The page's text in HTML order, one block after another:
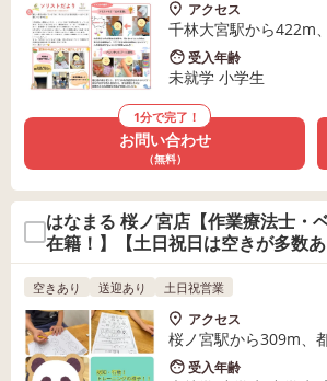
アクセス
千林大宮駅から422m
受入年齢
未就学 小学生
1分で完了！
お問い合わせ
（無料）
はなまる 桜ノ宮店【作業療法士・
在籍！】【土日祝日は空きが多数
験受付中♪】
空きあり 送迎あり 土日祝営業
アクセス
桜ノ宮駅から309m、
受入年齢